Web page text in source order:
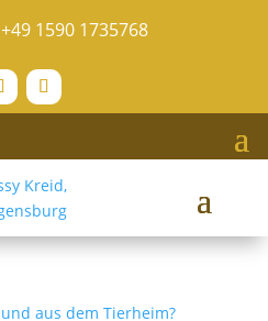
+49 1590 1735768